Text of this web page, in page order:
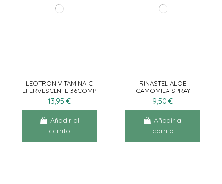
LEOTRON VITAMINA C
EFERVESCENTE 36COMP
+ 18 GRATIS
13,95 €
Añadir al
carrito
RINASTEL ALOE
CAMOMILA SPRAY
NASAL 125 ML
9,50 €
Añadir al
carrito